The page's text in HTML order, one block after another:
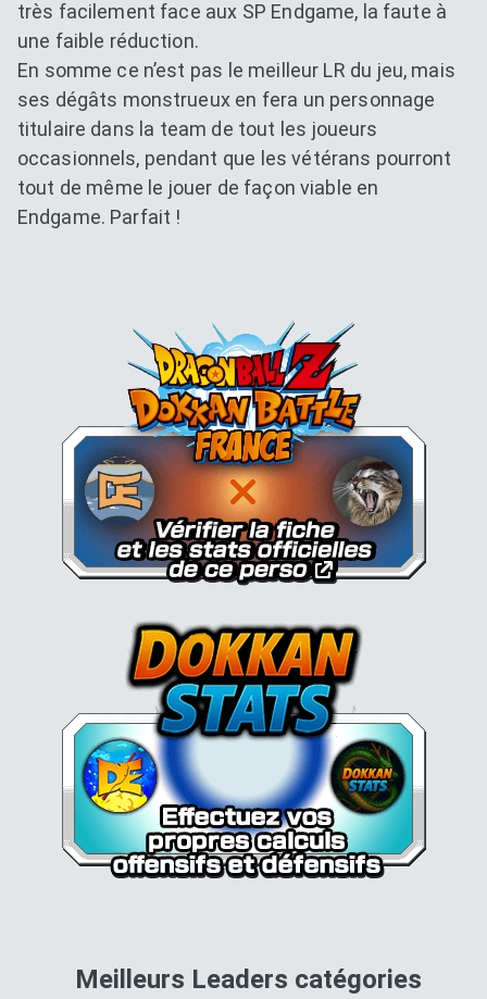
très facilement face aux SP Endgame, la faute à
une faible réduction.
En somme ce n’est pas le meilleur LR du jeu, mais
ses dégâts monstrueux en fera un personnage
titulaire dans la team de tout les joueurs
occasionnels, pendant que les vétérans pourront
tout de même le jouer de façon viable en
Endgame. Parfait !
Dokkan Essentials x Dragon
Meilleurs Leaders catégoriespour